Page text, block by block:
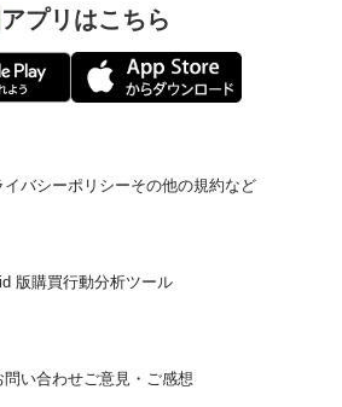
アプリはこちら
イバシーポリシーその他の規約など
版購買行動分析ツール
問い合わせご意見・ご感想